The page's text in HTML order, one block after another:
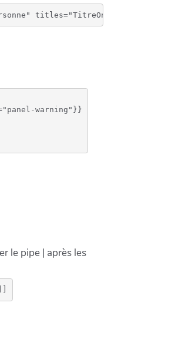
titles="TitreOnglet1,
warning"}}
le pipe | après les